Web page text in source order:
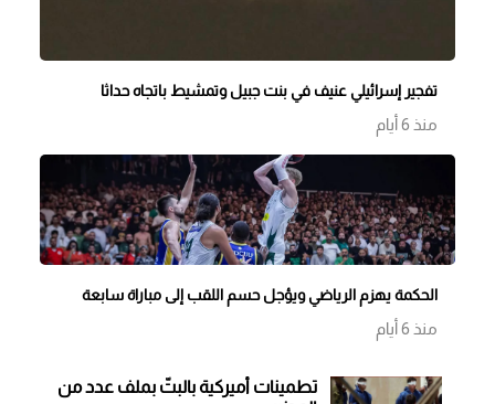
تفجير إسرائيلي عنيف في بنت جبيل وتمشيط باتجاه حداثا
منذ 6 أيام
الحكمة يهزم الرياضي ويؤجل حسم اللقب إلى مباراة سابعة
منذ 6 أيام
تطمينات أميركية بالبتّ بملف عدد من